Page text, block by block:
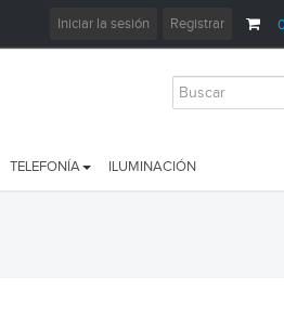
Iniciar la sesión Registrar
TELEFONÍA ILUMINACIÓN